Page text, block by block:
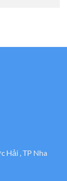
Hải , TP Nha